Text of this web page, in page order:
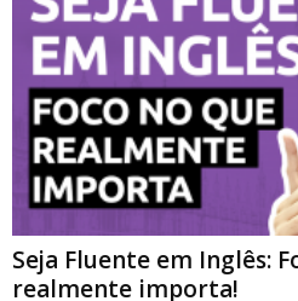
Seja Fluente em Inglês:
realmente importa!